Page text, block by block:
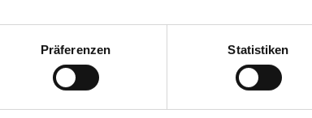
Präferenzen Statistiken